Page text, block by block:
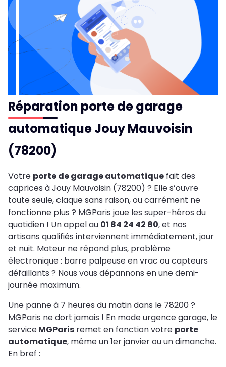
Réparation porte de garage
automatique Jouy Mauvoisin
(78200)
Votre porte de garage automatique fait des
caprices à Jouy Mauvoisin (78200) ? Elle s’ouvre
toute seule, claque sans raison, ou carrément ne
fonctionne plus ? MGParis joue les super-héros du
quotidien ! Un appel au 01 84 24 42 80, et nos
artisans qualifiés interviennent immédiatement, jour
et nuit. Moteur ne répond plus, problème
électronique : barre palpeuse en vrac ou capteurs
défaillants ? Nous vous dépannons en une demi-
journée maximum.
Une panne à 7 heures du matin dans le 78200 ?
MGParis ne dort jamais ! En mode urgence garage, le
serviceMGParis remet en fonction votre porte
automatique, même un 1er janvier ou un dimanche.
En bref :